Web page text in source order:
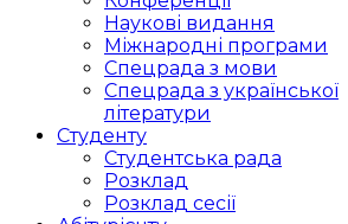
Наукові видання
Міжнародні програми
Спецрада з мови
Спецрада з української
літератури
Студенту
Студентська рада
Розклад
Розклад сесії